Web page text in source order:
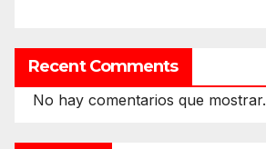
Recent Comments
No hay comentarios que mostrar.